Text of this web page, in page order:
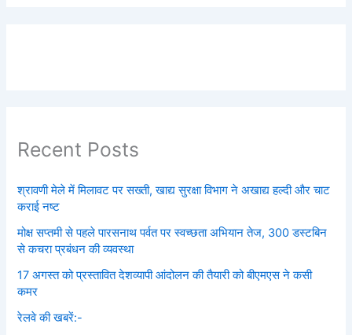
Recent Posts
श्रावणी मेले में मिलावट पर सख्ती, खाद्य सुरक्षा विभाग ने अखाद्य हल्दी और चाट
कराई नष्ट
मोक्ष सप्तमी से पहले पारसनाथ पर्वत पर स्वच्छता अभियान तेज, 300 डस्टबिन
से कचरा प्रबंधन की व्यवस्था
17 अगस्त को प्रस्तावित देशव्यापी आंदोलन की तैयारी को बीएमएस ने कसी
कमर
रेलवे की खबरें:-